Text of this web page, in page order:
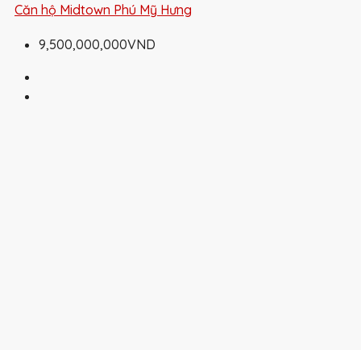
Căn hộ Midtown Phú Mỹ Hưng
9,500,000,000VND